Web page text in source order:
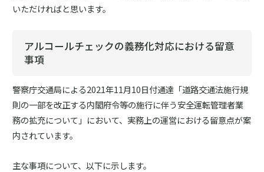
いただければと思います。
アルコールチェックの義務化対応における留意
事項
警察庁交通局による2021年11月10日付通達「道路交通法施行規
則の一部を改正する内閣府令等の施行に伴う安全運転管理者業
務の拡充について」において、実務上の運営における留意点が案
内されています。
主な事項について、以下に示します。